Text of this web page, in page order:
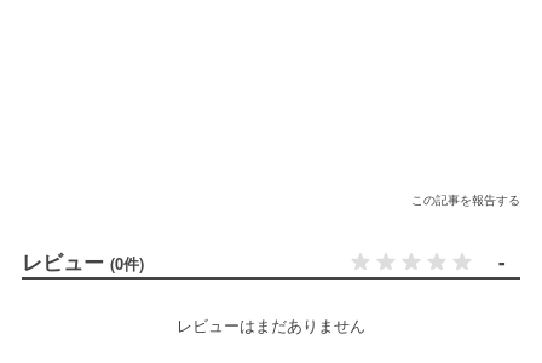
この記事を報告する
レビュー (0件) -
レビューはまだありません